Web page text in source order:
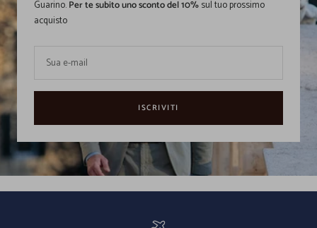
Guarino.Per te subito uno sconto del 10%sul tuo prossimo
acquisto
Sua e-mail
ISCRIVITI